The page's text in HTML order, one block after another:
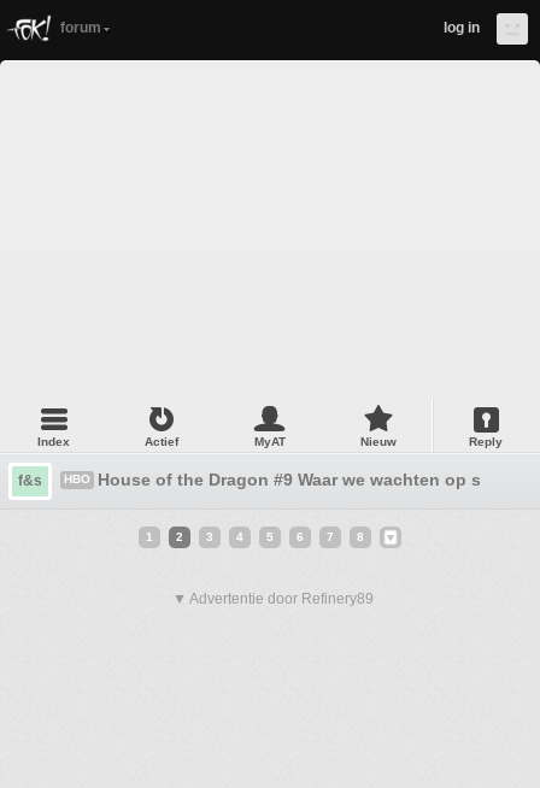
forum log in
Index Actief MyAT Nieuw Reply
f&s HBO House of the Dragon #9 Waar we wachten op seizoen
1 2 3 4 5 6 7 8
▼ Advertentie door Refinery89